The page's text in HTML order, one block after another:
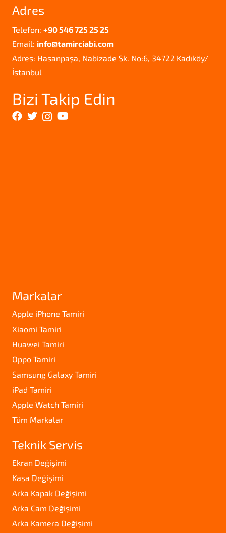
Adres
Telefon: +90 546 725 25 25
Email: info@tamirciabi.com
Adres: Hasanpaşa, Nabizade Sk. No:6, 34722 Kadıköy/
İstanbul
Bizi Takip Edin
Markalar
Apple iPhone Tamiri
Xiaomi Tamiri
Huawei Tamiri
Oppo Tamiri
Samsung Galaxy Tamiri
iPad Tamiri
Apple Watch Tamiri
Tüm Markalar
Teknik Servis
Ekran Değişimi
Kasa Değişimi
Arka Kapak Değişimi
Arka Cam Değişimi
Arka Kamera Değişimi